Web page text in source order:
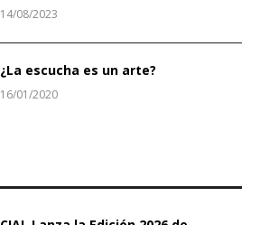
14/08/2023
¿La escucha es un arte?
16/01/2020